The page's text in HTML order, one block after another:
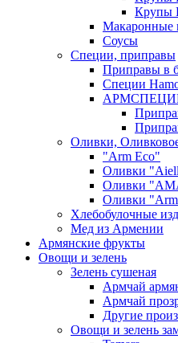
Крупы
Макаронные
Соусы
Специи, приправы
Приправы в
Специи
Оливки,
"Arm Eco"
Оливки
Оливки
Оливки
Хлебобулочные
Мед из Армении
Армянские фрукты
Овощи и зелень
Зелень сушеная
Армчай
Армчай
Другие
Овощи и зелень